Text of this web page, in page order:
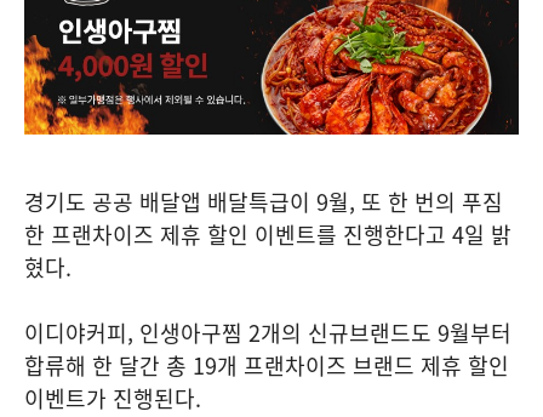
경기도 공공 배달앱 배달특급이 9월, 또 한 번의 푸짐
한 프랜차이즈 제휴 할인 이벤트를 진행한다고 4일 밝
혔다.
이디야커피, 인생아구찜 2개의 신규브랜드도 9월부터
합류해 한 달간 총 19개 프랜차이즈 브랜드 제휴 할인
이벤트가 진행된다.